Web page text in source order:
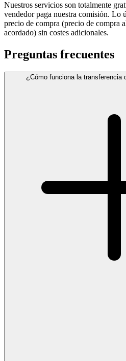
Nuestros servicios son totalmente
vendedor paga nuestra comisión. Lo
precio de compra (precio de compra
acordado) sin costes adicionales.
Preguntas frecuentes
¿Cómo funciona la transferencia